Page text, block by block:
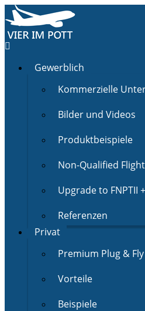
Gewerblich
Kommerzielle
Bilder und Videos
Produktbeispiele
Non-Qualified
Upgrade to FNPTII
Referenzen
Privat
Premium Plug & Fly
Vorteile
Beispiele